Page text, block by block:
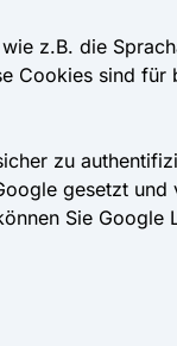
z.B. die
Cookies sind für
zu
gesetzt und
Sie Google